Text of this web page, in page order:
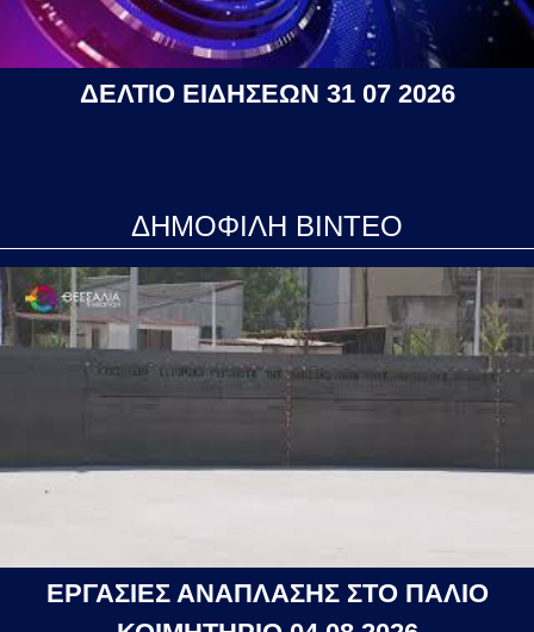
ΔΕΛΤΙΟ ΕΙΔΗΣΕΩΝ 31 07 2026
ΔΗΜΟΦΙΛΗ ΒΙΝΤΕΟ
ΕΡΓΑΣΙΕΣ ΑΝΑΠΛΑΣΗΣ ΣΤΟ ΠΑΛΙΟ